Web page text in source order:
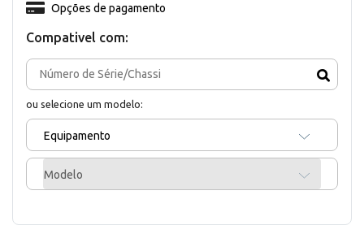
Compativel com:
ou selecione um modelo:
Equipamento
Modelo
Opções de pagamento